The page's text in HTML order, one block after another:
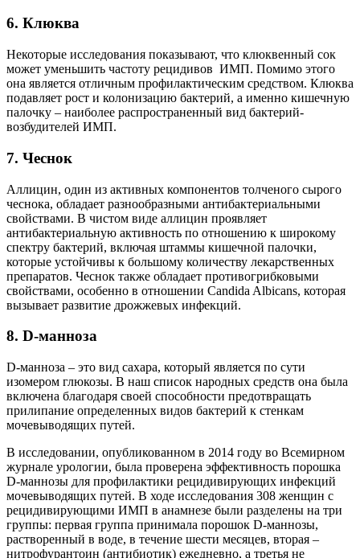
6. Клюква
Некоторые исследования показывают, что клюквенный сок
может уменьшить частоту рецидивов ИМП. Помимо этого
она является отличным профилактическим средством. Клюква
подавляет рост и колонизацию бактерий, а именно кишечную
палочку – наиболее распространенный вид бактерий-
возбудителей ИМП.
7. Чеснок
Аллицин, один из активных компонентов толченого сырого
чеснока, обладает разнообразными антибактериальными
свойствами. В чистом виде аллицин проявляет
антибактериальную активность по отношению к широкому
спектру бактерий, включая штаммы кишечной палочки,
которые устойчивы к большому количеству лекарственных
препаратов. Чеснок также обладает противогрибковыми
свойствами, особенно в отношении Candida Albicans, которая
вызывает развитие дрожжевых инфекций.
8. D-манноза
D-манноза – это вид сахара, который является по сути
изомером глюкозы. В наш список народных средств она была
включена благодаря своей способности предотвращать
прилипание определенных видов бактерий к стенкам
мочевыводящих путей.
В исследовании, опубликованном в 2014 году во Всемирном
журнале урологии, была проверена эффективность порошка
D-маннозы для профилактики рецидивирующих инфекций
мочевыводящих путей. В ходе исследования 308 женщин с
рецидивирующими ИМП в анамнезе были разделены на три
группы: первая группа принимала порошок D-маннозы,
растворенный в воде, в течение шести месяцев, вторая –
нитрофурантоин (антибиотик) ежедневно, а третья не